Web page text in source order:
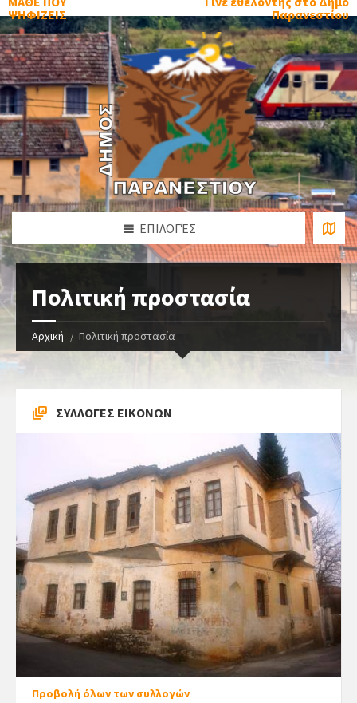
ΨΗΦΙΖΕΙΣ
Παρανεστίου
ΕΠΙΛΟΓΈΣ
Πολιτική προστασία
Αρχική Πολιτική προστασία
ΣΥΛΛΟΓΕΣ ΕΙΚΟΝΩΝ
Προβολή όλων των συλλογών